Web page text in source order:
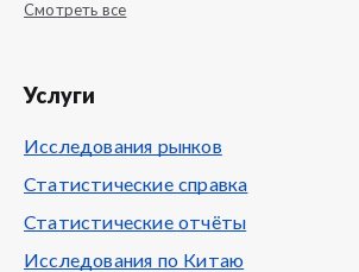
Смотреть все
Услуги
Исследования рынков
Статистические справка
Статистические отчёты
Исследования по Китаю